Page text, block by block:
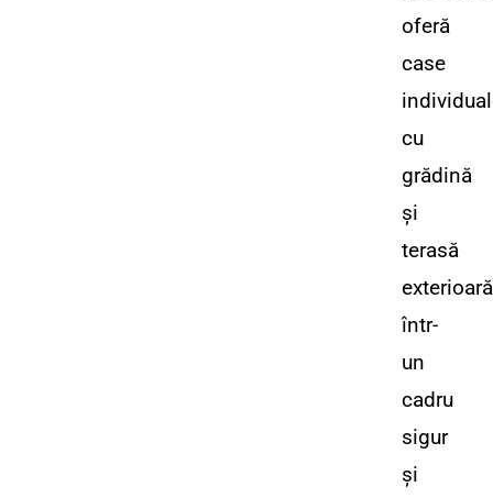
oferă
case
cu
grădină
și
terasă
într-
un
cadru
sigur
și